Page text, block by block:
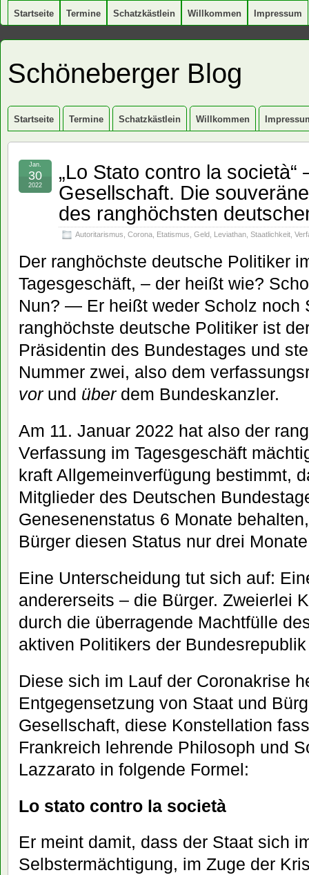
Startseite Termine Schatzkästlein Willkommen Impressum
Schöneberger Blog
Startseite Termine Schatzkästlein Willkommen
„Lo Stato contro la
Gesellschaft. Die
des ranghöchsten
Autoritarismus Corona Etatismus Geld Leviathan Staatlichkeit
Jan.
30
2022
Der ranghöchste deutsche Politiker
Tagesgeschäft, – der heißt wie?
Nun? — Er heißt weder Scholz noch
ranghöchste deutsche Politiker ist
Präsidentin des Bundestages und
Nummer zwei, also dem
vorund überdem Bundeskanzler.
Am 11. Januar 2022 hat also der
Verfassung im Tagesgeschäft
kraft Allgemeinverfügung bestimmt,
Mitglieder des Deutschen
Genesenenstatus 6 Monate
Bürger diesen Status nur drei
Eine Unterscheidung tut sich auf:
andererseits – die Bürger. Zweierlei
durch die überragende Machtfülle
aktiven Politikers der
Diese sich im Lauf der Coronakrise
Entgegensetzung von Staat und
Gesellschaft, diese Konstellation
Frankreich lehrende Philosoph und
Lazzarato in folgende Formel:
Lo stato contro la società
Er meint damit, dass der Staat sich
Selbstermächtigung, im Zuge der